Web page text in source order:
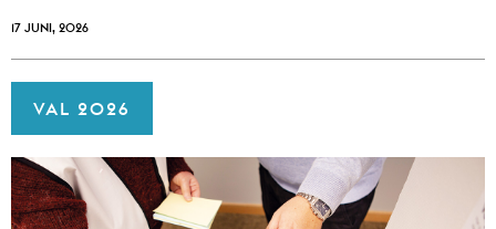
17 JUNI, 2026
VAL 2026